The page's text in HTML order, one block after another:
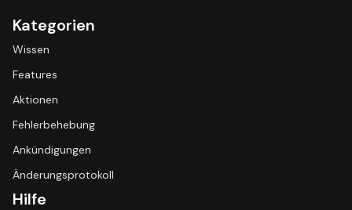
Kategorien
Wissen
Features
Aktionen
Fehlerbehebung
Ankündigungen
Änderungsprotokoll
Hilfe